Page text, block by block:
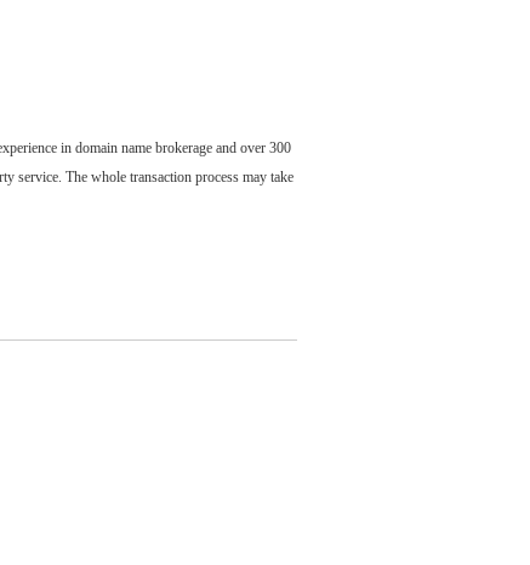
in domain name brokerage and over 300
service. The whole transaction process may take